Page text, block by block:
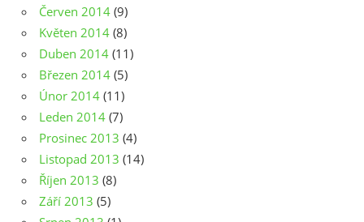
Červen 2014 (9)
Květen 2014 (8)
Duben 2014 (11)
Březen 2014 (5)
Únor 2014 (11)
Leden 2014 (7)
Prosinec 2013 (4)
Listopad 2013 (14)
Říjen 2013 (8)
Září 2013 (5)